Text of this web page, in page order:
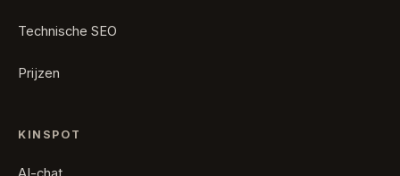
Technische SEO
Prijzen
KINSPOT